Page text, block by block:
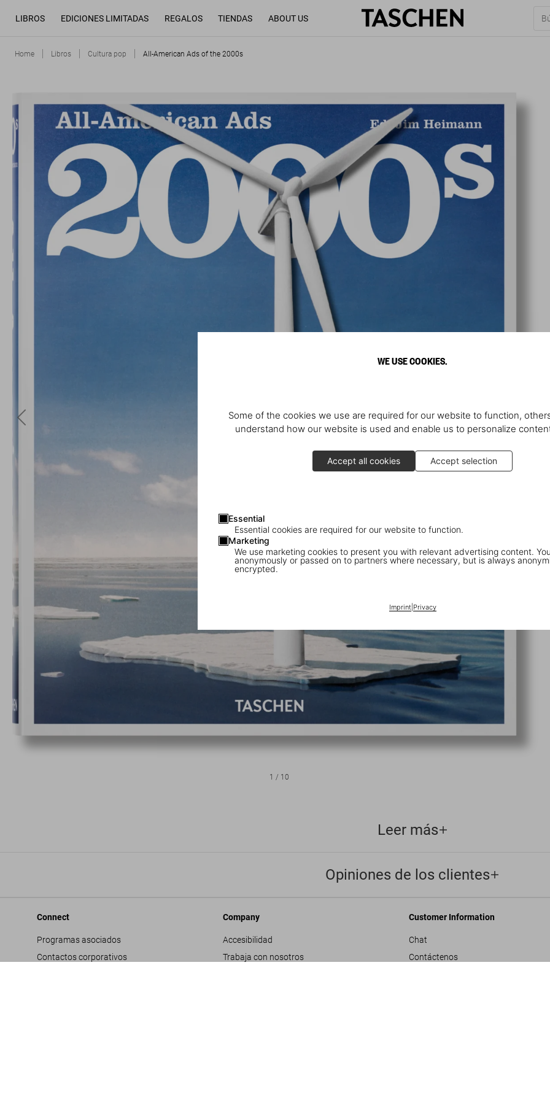
WE USE COOKIES.
Some of the cookies we use are required for our website to function,
understand how our website is used and enable us to personalize
Accept all cookies Accept selection
Essential
Essential cookies are required for our website to function.
Marketing
We use marketing cookies to present you with relevant advertising content.
anonymously or passed on to partners where necessary, but is always
encrypted.
Imprint| Privacy
LIBROS EDICIONES LIMITADAS REGALOS TIENDAS ABOUT US
Home Libros Cultura pop All-American Ads of the 2000s
1 / 10
Leer más
Opiniones de los clientes
Connect
Programas asociados
Contactos corporativos
Company
Accesibilidad
Trabaja con nosotros
Customer Information
Chat
Contáctenos